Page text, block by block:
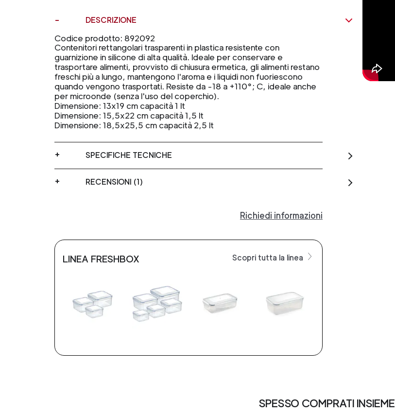
DESCRIZIONE
Codice prodotto: 892092
Contenitori rettangolari trasparenti in plastica resistente con
guarnizione in silicone di alta qualità. Ideale per conservare e
trasportare alimenti, provvisto di chiusura ermetica, gli alimenti restano
freschi più a lungo, mantengono l'aroma e i liquidi non fuoriescono
quando vengono trasportati. Resiste da -18 a +110°; C, ideale anche
per microonde (senza l'uso del coperchio).
Dimensione: 13x19 cm capacità 1 lt
Dimensione: 15,5x22 cm capacità 1,5 lt
Dimensione: 18,5x25,5 cm capacità 2,5 lt
SPECIFICHE TECNICHE
RECENSIONI (1)
Richiedi informazioni
LINEA FRESHBOX Scopri tutta la linea
SPESSO COMPRATI INSIEME